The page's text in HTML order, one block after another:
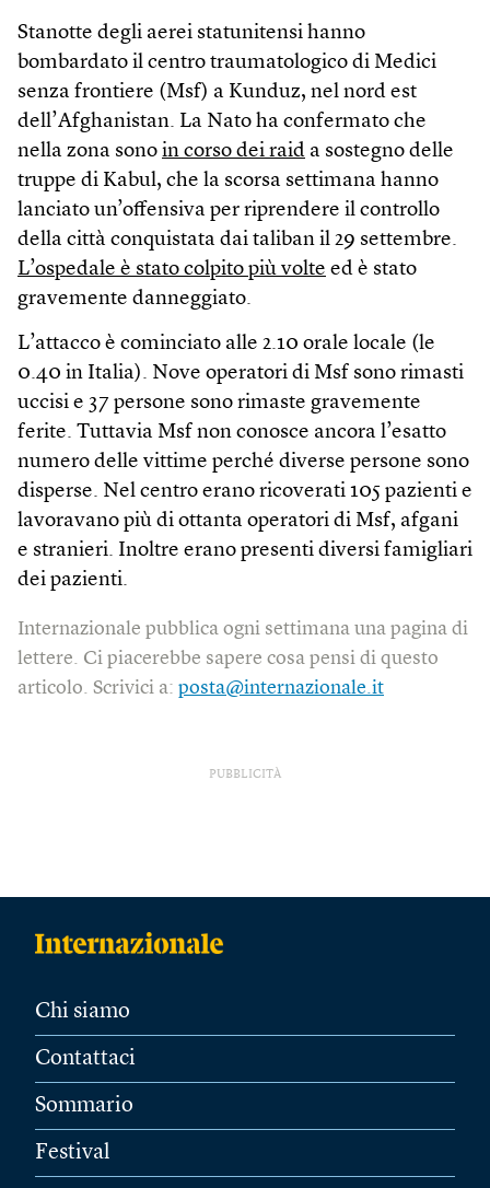
Stanotte degli aerei statunitensi hanno
bombardato il centro traumatologico di Medici
senza frontiere (Msf) a Kunduz, nel nord est
dell’Afghanistan. La Nato ha confermato che
nella zona sono in corso dei raid a sostegno delle
truppe di Kabul, che la scorsa settimana hanno
lanciato un’offensiva per riprendere il controllo
della città conquistata dai taliban il 29 settembre.
L’ospedale è stato colpito più volte ed è stato
gravemente danneggiato.
L’attacco è cominciato alle 2.10 orale locale (le
0.40 in Italia). Nove operatori di Msf sono rimasti
uccisi e 37 persone sono rimaste gravemente
ferite. Tuttavia Msf non conosce ancora l’esatto
numero delle vittime perché diverse persone sono
disperse. Nel centro erano ricoverati 105 pazienti e
lavoravano più di ottanta operatori di Msf, afgani
e stranieri. Inoltre erano presenti diversi famigliari
dei pazienti.
Internazionale pubblica ogni settimana una pagina di
lettere. Ci piacerebbe sapere cosa pensi di questo
articolo. Scrivici a: posta@internazionale.it
PUBBLICITÀ
Chi siamo
Contattaci
Sommario
Festival